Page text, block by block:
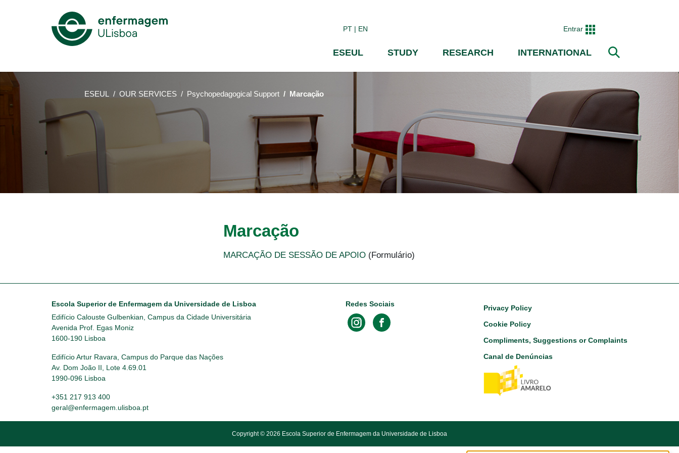
main
PT EN Entrar
Mega
Menu
ESEUL STUDY RESEARCH INTERNATIONAL
ESEUL OUR SERVICES Psychopedagogical Support Marcação
Marcação
MARCAÇÃO DE SESSÃO DE APOIO (Formulário)
Escola Superior de Enfermagem da Universidade de Lisboa
Edifício Calouste Gulbenkian, Campus da Cidade Universitária
Avenida Prof. Egas Moniz
1600-190 Lisboa
Edifício Artur Ravara, Campus do Parque das Nações
Av. Dom João II, Lote 4.69.01
1990-096 Lisboa
+351 217 913 400
geral@enfermagem.ulisboa.pt
Redes Sociais Footer
Privacy Policy
Cookie Policy
Compliments, Suggestions or Complaints
Canal de Denúncias
Copyright © 2026 Escola Superior de Enfermagem da Universidade de Lisboa